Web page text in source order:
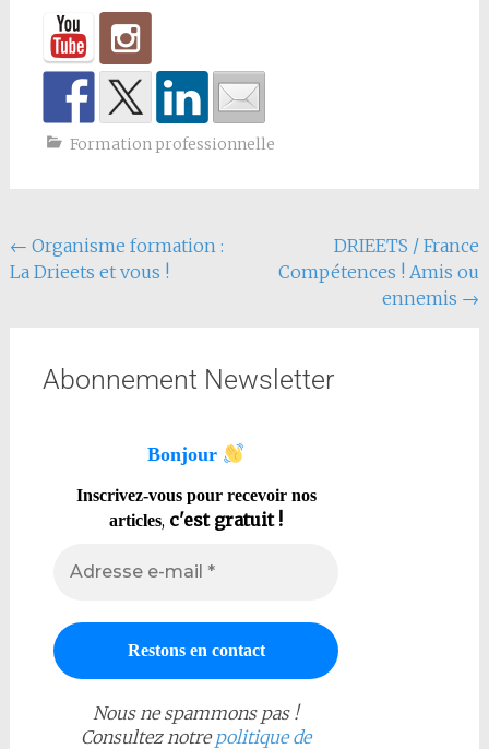
Formation professionnelle
← Organisme formation :
La Drieets et vous !
DRIEETS / France
Compétences ! Amis ou
ennemis →
Abonnement Newsletter
Bonjour
Inscrivez-vous pour recevoir nos
articles, c'est gratuit !
Nous ne spammons pas !
Consultez notrepolitique de